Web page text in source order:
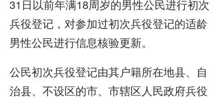
31日以前年满18周岁的男性公民进行初次
兵役登记，对参加过初次兵役登记的适龄
男性公民进行信息核验更新。
公民初次兵役登记由其户籍所在地县、自
治县、不设区的市、市辖区人民政府兵役